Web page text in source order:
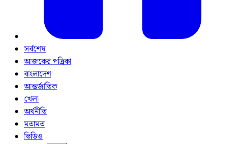
সর্বশেষ
আজকের পত্রিকা
বাংলাদেশ
আন্তর্জাতিক
খেলা
অর্থনীতি
মতামত
ভিডিও